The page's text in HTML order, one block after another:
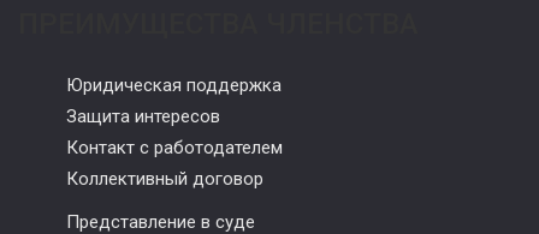
Юридическая поддержка
Защита интересов
Контакт с работодателем
Коллективный договор
Представление в суде